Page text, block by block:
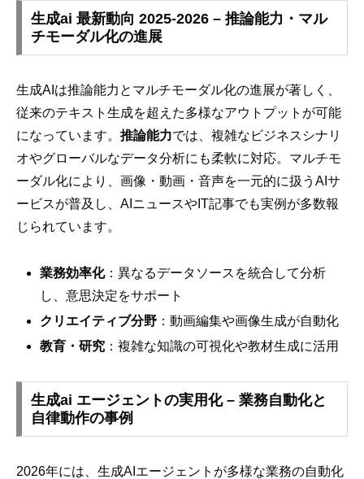
生成ai 最新動向 2025-2026 – 推論能力・マル
チモーダル化の進展
生成AIは推論能力とマルチモーダル化の進展が著しく、
従来のテキスト生成を超えた多様なアウトプットが可能
になっています。 推論能力では、複雑なビジネスシナリ
オやグローバルなデータ分析にも柔軟に対応。マルチモ
ーダル化により、画像・動画・音声を一元的に扱うAIサ
ービスが普及し、AIニュースやIT記事でも実例が多数報
じられています。
業務効率化：異なるデータソースを統合して分析
し、意思決定をサポート
クリエイティブ分野 ：動画編集や画像生成が自動化
教育・研究 ：複雑な知識の可視化や教材生成に活用
生成ai エージェントの実用化 – 業務自動化と
自律動作の事例
2026年には、生成AIエージェントが多様な業務の自動化